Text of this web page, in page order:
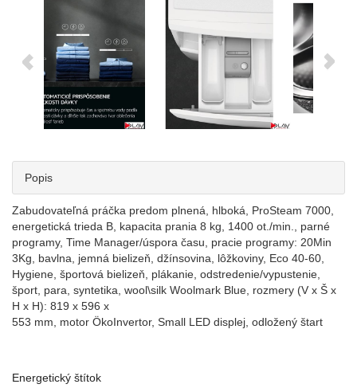
Popis
Zabudovateľná práčka predom plnená, hlboká, ProSteam 7000,
energetická trieda B, kapacita prania 8 kg, 1400 ot./min., parné
programy, Time Manager/úspora času, pracie programy: 20Min
3Kg, bavlna, jemná bielizeň, džínsovina, lôžkoviny, Eco 40-60,
Hygiene, športová bielizeň, plákanie, odstredenie/vypustenie,
šport, para, syntetika, wool\silk Woolmark Blue, rozmery (V x Š x
H x H): 819 x 596 x
553 mm, motor ÖkoInvertor, Small LED displej, odložený štart
Energetický štítok